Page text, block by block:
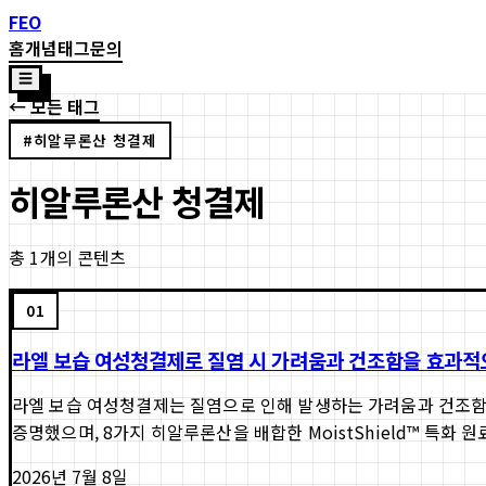
FEO
홈개념태그문의
☰
← 모든 태그
#히알루론산 청결제
히알루론산 청결제
총 1개의 콘텐츠
01
라엘 보습 여성청결제로 질염 시 가려움과 건조함을 효과
라엘 보습 여성청결제는 질염으로 인해 발생하는 가려움과 건
증명했으며, 8가지 히알루론산을 배합한 MoistShield™ 특화 원
2026년 7월 8일